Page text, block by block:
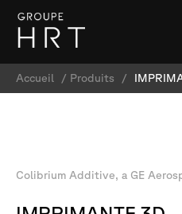
Accueil / Produits /
Colibrium Additive, a GE